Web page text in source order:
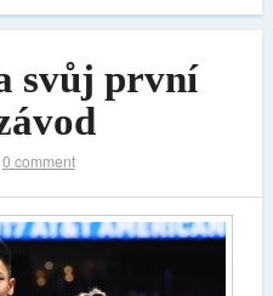
svůj první
0 comment